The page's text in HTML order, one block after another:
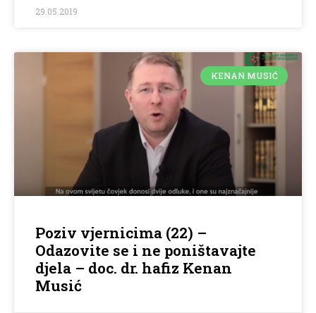
29.05.2019
KENAN MUSIĆ
Poziv vjernicima (22) –
Odazovite se i ne poništavajte
djela – doc. dr. hafiz Kenan
Musić